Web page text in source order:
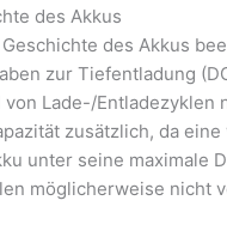
des Akkus
des Akkus
zur Tiefentladung
Lade-/Entladezyklen
zusätzlich, da
unter seine maximale
möglicherweise nicht